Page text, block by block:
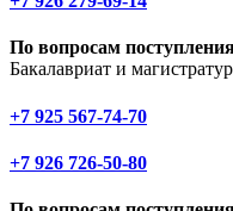
По вопросам
Бакалавриат и
+7 925 567-74-70
+7 926 726-50-80